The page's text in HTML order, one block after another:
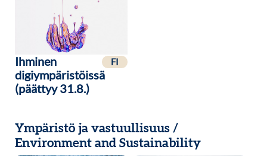
FI
Ihminen
digiympäristöissä
(päättyy 31.8.)
Ympäristö ja vastuullisuus /
Environment and Sustainability